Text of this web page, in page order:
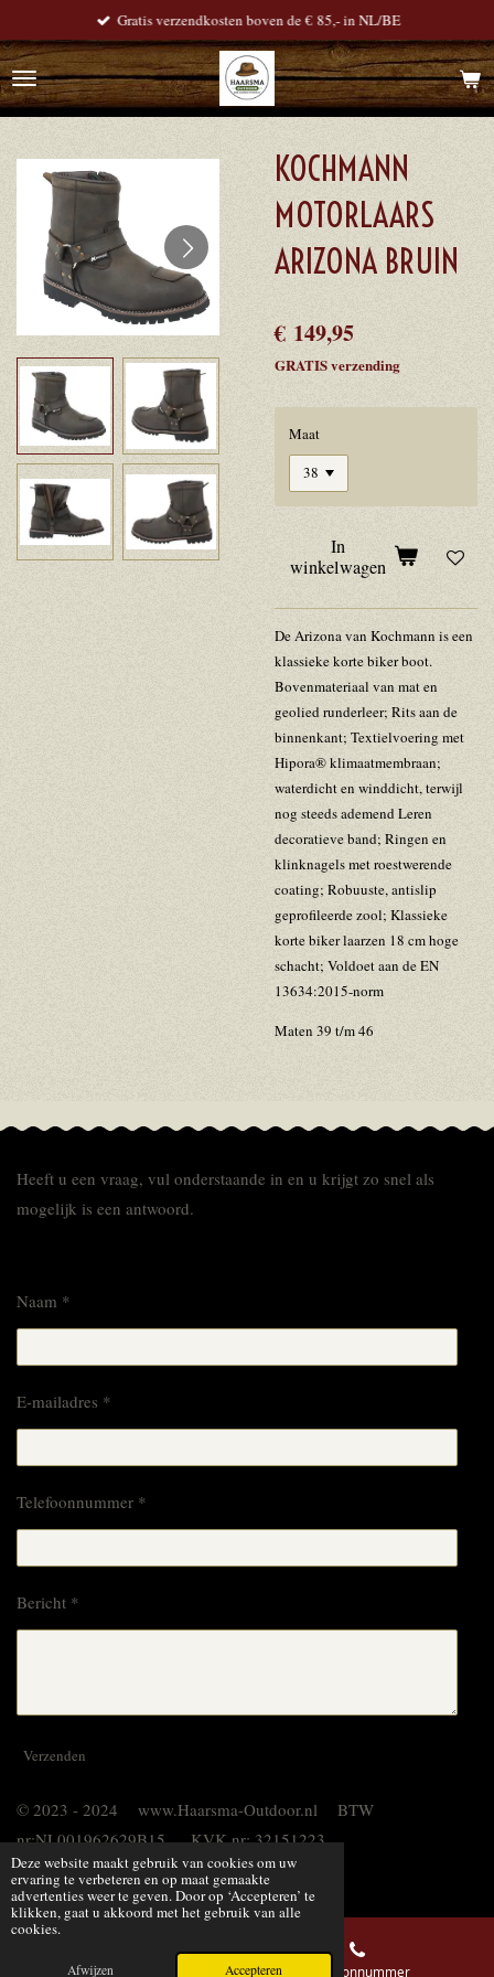
Deze website maakt gebruik van cookies om uw
ervaring te verbeteren en op maat gemaakte
advertenties weer te geven. Door op ‘Accepteren’ te
klikken, gaat u akkoord met het gebruik van alle
cookies.
Afwijzen Accepteren
direct
naar
de
Gratis verzendkosten boven de € 85,- in NL/BE
KOCHMANN
MOTORLAARS
ARIZONA BRUIN
€ 149,95
GRATIS verzending
Maat
In
winkelwagen
De Arizona van Kochmann is een
klassieke korte biker boot.
Bovenmateriaal van mat en
geolied runderleer; Rits aan de
binnenkant; Textielvoering met
Hipora® klimaatmembraan;
waterdicht en winddicht, terwijl
nog steeds ademend Leren
decoratieve band; Ringen en
klinknagels met roestwerende
coating; Robuuste, antislip
geprofileerde zool; Klassieke
korte biker laarzen 18 cm hoge
schacht; Voldoet aan de EN
13634:2015-norm
Maten 39 t/m 46
Heeft u een vraag, vul onderstaande in en u krijgt zo snel als
mogelijk is een antwoord.
Naam *
E-mailadres *
Telefoonnummer *
Bericht *
Verzenden
© 2023 - 2024 www.Haarsma-Outdoor.nl BTW
nr:NL001962629B15 KVK nr: 32151223
Powered byJouwWeb
E-mailadres Telefoonnummer